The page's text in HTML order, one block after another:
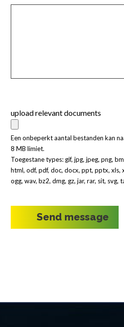
upload relevant documents
Een onbeperkt aantal bestanden kan
8 MB limiet.
Toegestane types: gif, jpg, jpeg, png,
html, odf, pdf, doc, docx, ppt, pptx, xls,
ogg, wav, bz2, dmg, gz, jar, rar, sit, svg,